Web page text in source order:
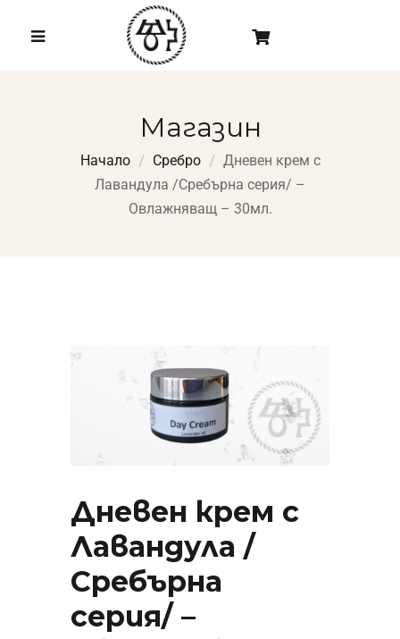
Магазин
Начало Сребро
Дневен крем с
Лавандула /Сребърна серия/ –
Овлажняващ – 30мл.
Дневен крем с
Лавандула /
Сребърна
серия/ –